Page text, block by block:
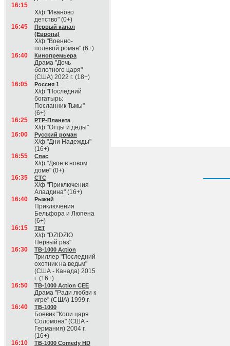
16:15
Х/ф "Иваново
детство" (0+)
16:45
Первый канал
(Европа)
Х/ф "Военно-
полевой роман" (6+)
16:40
Кинопремьера
Драма "Дочь
болотного царя"
(США) 2022 г. (18+)
16:05
Россия 1
Х/ф "Последний
богатырь:
Посланник Тьмы"
(6+)
16:25
РТР-Планета
Х/ф "Отцы и деды"
16:00
Русский роман
Х/ф "Дни Надежды"
(16+)
16:55
Спас
Х/ф "Двое в новом
доме" (0+)
16:35
СТС
Х/ф "Приключения
Аладдина" (16+)
16:40
Рыжий
Приключения
Бельфора и Люпена
(6+)
16:15
ТЕТ
Х/ф "DZIDZIO
Первый раз"
16:30
ТВ-1000 Action
Триллер "Последний
охотник на ведьм"
(США - Канада) 2015
г. (16+)
16:50
ТВ-1000 Action CEE
Драма "Ради любви к
игре" (США) 1999 г.
16:40
ТВ-1000
Боевик "Копи царя
Соломона" (США -
Германия) 2004 г.
(16+)
16:10
ТВ-1000 Comedy HD